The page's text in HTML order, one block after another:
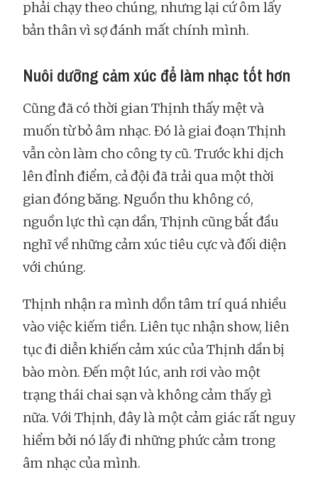
phải chạy theo chúng, nhưng lại cứ ôm lấy
bản thân vì sợ đánh mất chính mình.
Nuôi dưỡng cảm xúc để làm nhạc tốt hơn
Cũng đã có thời gian Thịnh thấy mệt và
muốn từ bỏ âm nhạc. Đó là giai đoạn Thịnh
vẫn còn làm cho công ty cũ. Trước khi dịch
lên đỉnh điểm, cả đội đã trải qua một thời
gian đóng băng. Nguồn thu không có,
nguồn lực thì cạn dần, Thịnh cũng bắt đầu
nghĩ về những cảm xúc tiêu cực và đối diện
với chúng.
Thịnh nhận ra mình dồn tâm trí quá nhiều
vào việc kiếm tiền. Liên tục nhận show, liên
tục đi diễn khiến cảm xúc của Thịnh dần bị
bào mòn. Đến một lúc, anh rơi vào một
trạng thái chai sạn và không cảm thấy gì
nữa. Với Thịnh, đây là một cảm giác rất nguy
hiểm bởi nó lấy đi những phức cảm trong
âm nhạc của mình.